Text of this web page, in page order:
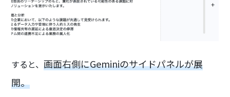
すると、画面右側にGeminiのサイドパネルが展
開。